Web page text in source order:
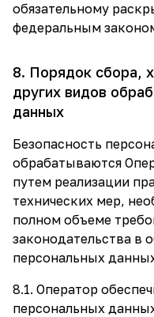
обязательному
федеральным
8. Порядок сбора,
других видов
данных
Безопасность
обрабатываются
путем реализации
технических мер,
полном объеме
законодательства в
персональных
8.1. Оператор
персональных